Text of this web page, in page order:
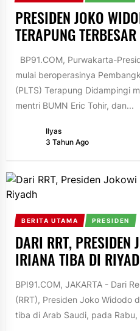
PRESIDEN JOKO
TERAPUNG
BP91.COM, Purwakarta-
mulai beroperasinya
(PLTS) Terapung Didampingi
mentri BUMN Eric Tohir, dan...
Ilyas
3 Tahun Ago
BERITA UTAMA PRESIDEN
DARI RRT, PRESIDEN
IRIANA TIBA DI
BPI91.COM, JAKARTA - Dari
(RRT), Presiden Joko Widodo
tiba di Arab Saudi, pada